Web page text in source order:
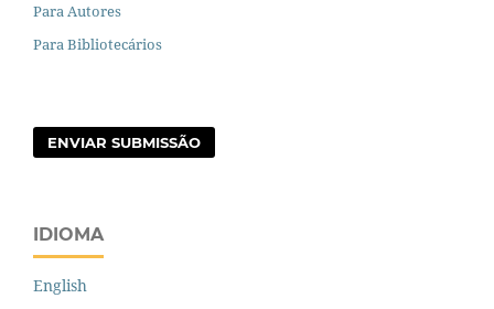
Para Autores
Para Bibliotecários
ENVIAR SUBMISSÃO
IDIOMA
English